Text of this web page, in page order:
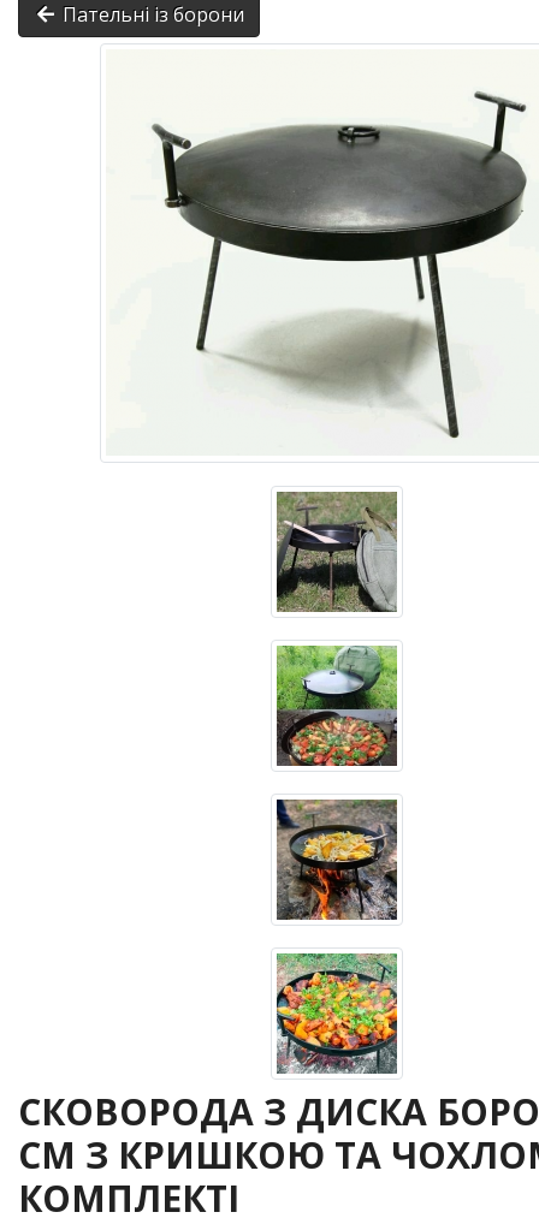
Пательні із борони
СКОВОРОДА З ДИСКА
СМ З КРИШКОЮ ТА
КОМПЛЕКТІ